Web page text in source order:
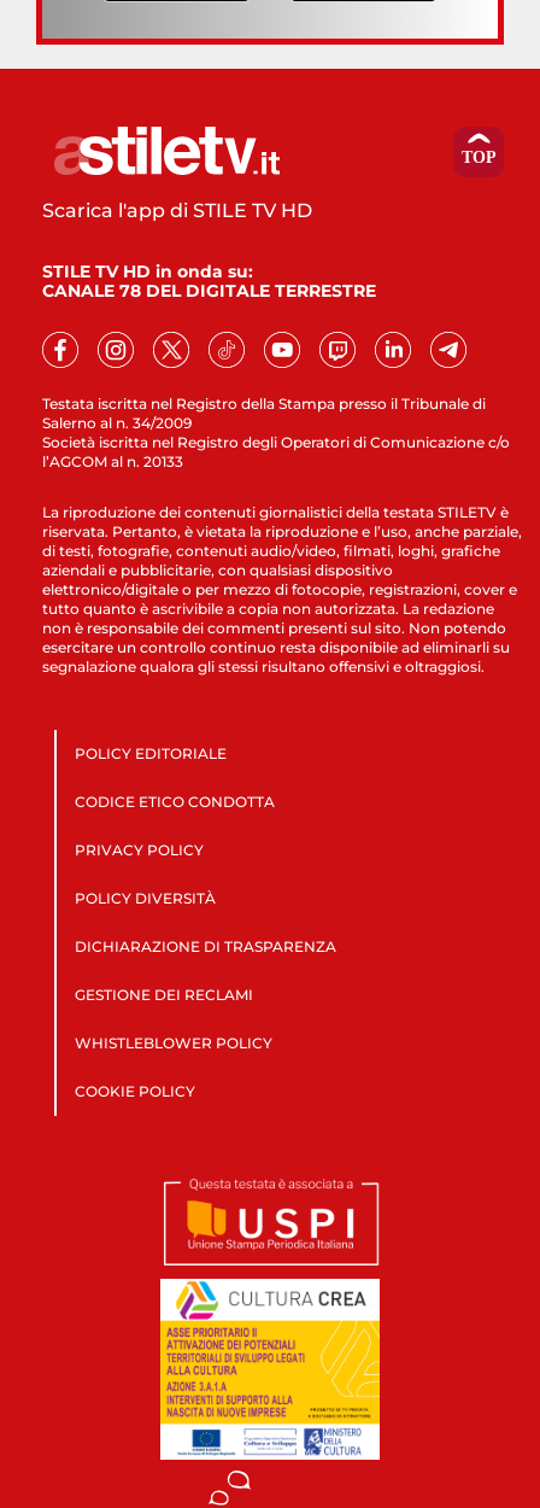
Testata iscritta nel Registro della Stampa presso il Tribunale di
Salerno al n. 34/2009
Società iscritta nel Registro degli Operatori di Comunicazione c/o
l’AGCOM al n. 20133
Scarica l'app di STILE TV HD
STILE TV HD in onda su:
CANALE 78 DEL DIGITALE TERRESTRE
La riproduzione dei contenuti giornalistici della testata STILETV è
riservata. Pertanto, è vietata la riproduzione e l’uso, anche parziale,
di testi, fotografie, contenuti audio/video, filmati, loghi, grafiche
aziendali e pubblicitarie, con qualsiasi dispositivo
elettronico/digitale o per mezzo di fotocopie, registrazioni, cover e
tutto quanto è ascrivibile a copia non autorizzata. La redazione
non è responsabile dei commenti presenti sul sito. Non potendo
esercitare un controllo continuo resta disponibile ad eliminarli su
segnalazione qualora gli stessi risultano offensivi e oltraggiosi.
POLICY EDITORIALE
CODICE ETICO CONDOTTA
PRIVACY POLICY
POLICY DIVERSITÀ
DICHIARAZIONE DI TRASPARENZA
GESTIONE DEI RECLAMI
WHISTLEBLOWER POLICY
COOKIE POLICY